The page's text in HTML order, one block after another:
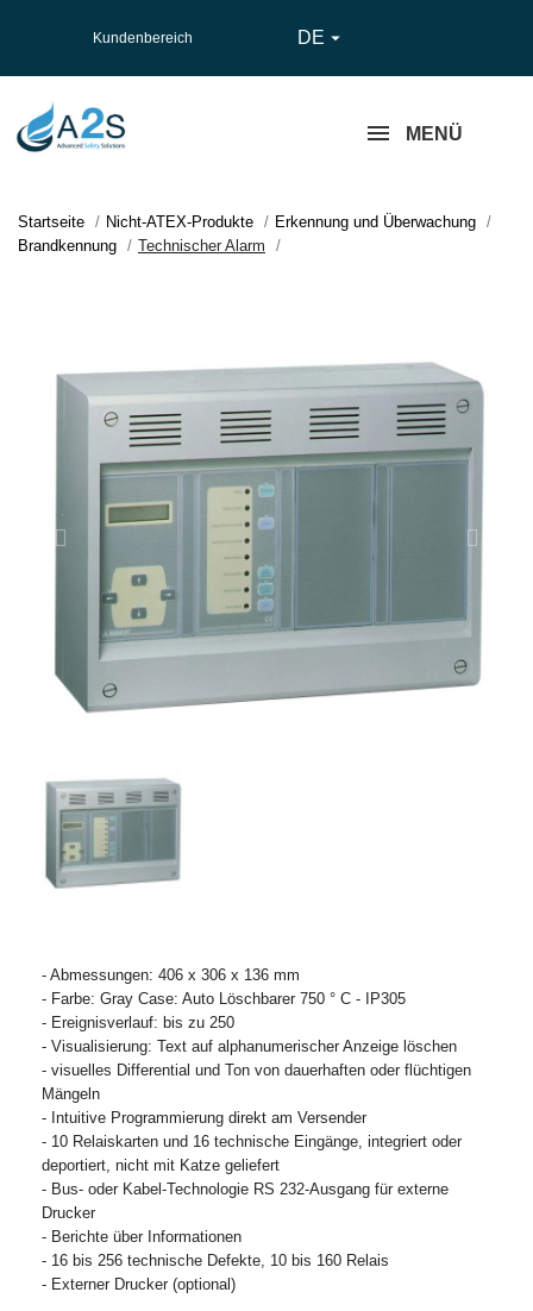
Kundenbereich DE 
MENÜ
Startseite Nicht-ATEX-Produkte
Erkennung und Überwachung
Brandkennung
Technischer Alarm
- Abmessungen: 406 x 306 x 136 mm
- Farbe: Gray Case: Auto Löschbarer 750 ° C - IP305
- Ereignisverlauf: bis zu 250
- Visualisierung: Text auf alphanumerischer Anzeige löschen
- visuelles Differential und Ton von dauerhaften oder flüchtigen
Mängeln
- Intuitive Programmierung direkt am Versender
- 10 Relaiskarten und 16 technische Eingänge, integriert oder
deportiert, nicht mit Katze geliefert
- Bus- oder Kabel-Technologie RS 232-Ausgang für externe
Drucker
- Berichte über Informationen
- 16 bis 256 technische Defekte, 10 bis 160 Relais
- Externer Drucker (optional)